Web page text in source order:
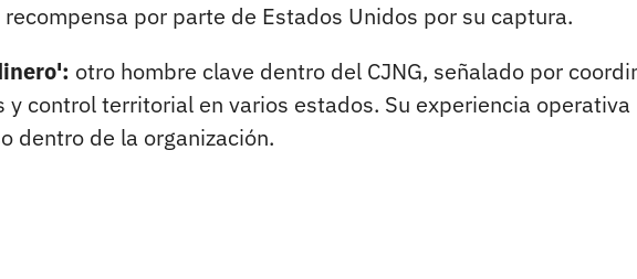
por parte de Estados Unidos por su captura.
otro hombre clave dentro del CJNG, señalado por
control territorial en varios estados. Su experiencia operativa
dentro de la organización.